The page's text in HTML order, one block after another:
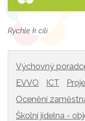
Rychle k cíli
Výchovný
EVVO
ICT
Ocenění
Školní jídelna -